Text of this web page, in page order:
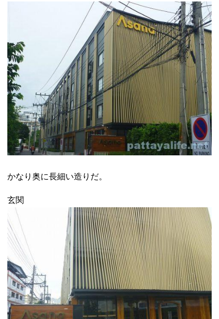
かなり奥に長細い造りだ。
玄関